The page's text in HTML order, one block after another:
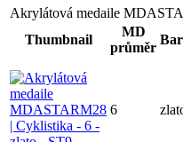
Akrylátová medaile
Thumbnail
MD
průměr
6